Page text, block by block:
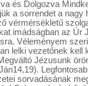
és Dolgozva
a sorrendet a nagy
vérmérsékletű
imádságban az Úr
Véleményem
lelki vezetőnek kell
Jézusunk
sorvadásának